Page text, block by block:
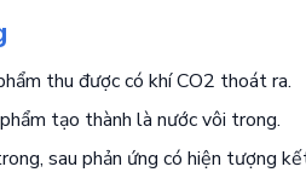
thu được có khí CO2 thoát ra.
tạo thành là nước vôi trong.
sau phản ứng có hiện tượng